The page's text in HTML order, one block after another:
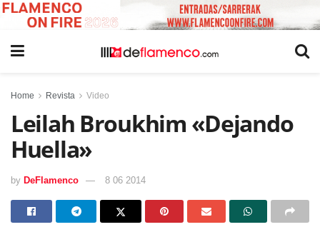
Home Revista Video
Leilah Broukhim «Dejando
Huella»
by DeFlamenco 8 06 2014